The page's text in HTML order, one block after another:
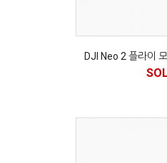
DJI Neo 2 플라이